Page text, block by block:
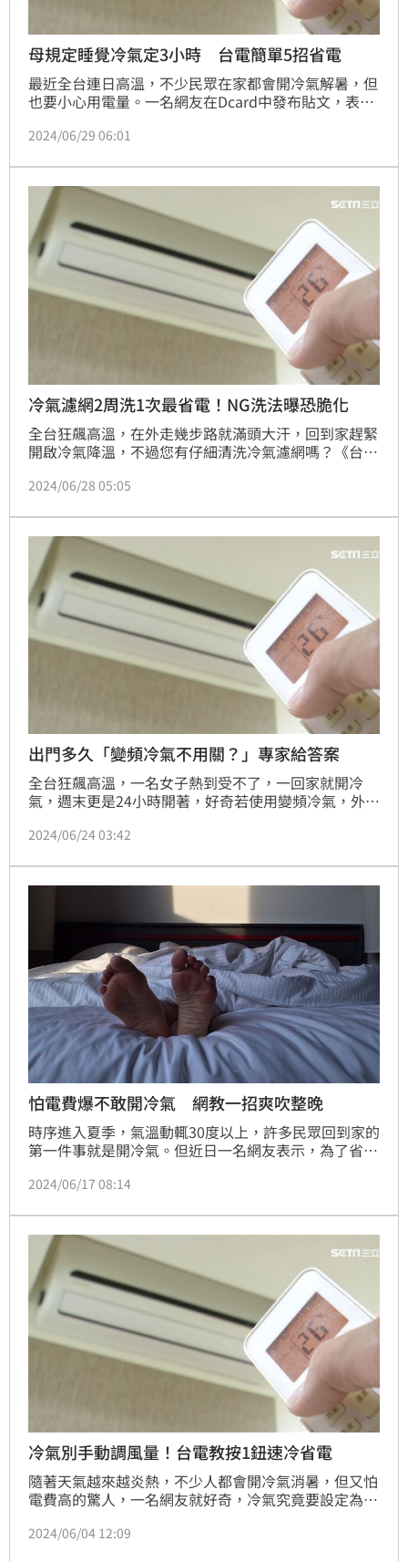
母規定睡覺冷氣定3小時 台電簡單5招省電
最近全台連日高溫，不少民眾在家都會開冷氣解暑，但
也要小心用電量。一名網友在Dcard中發布貼文，表示
讓原PO十分傻眼。貼文曝光後，引發網友熱烈討論。
2024/06/29 06:01
冷氣濾網2周洗1次最省電！NG洗法曝恐脆化
全台狂飆高溫，在外走幾步路就滿頭大汗，回到家趕緊
開啟冷氣降溫，不過您有仔細清洗冷氣濾網嗎？《台電
次濾網，這樣能更省電，濾網上卡太多灰塵，不僅耗
2024/06/28 05:05
出門多久「變頻冷氣不用關？」專家給答案
全台狂飆高溫，一名女子熱到受不了，一回家就開冷
氣，週末更是24小時開著，好奇若使用變頻冷氣，外出
2024/06/24 03:42
怕電費爆不敢開冷氣 網教一招爽吹整晚
時序進入夏季，氣溫動輒30度以上，許多民眾回到家的
第一件事就是開冷氣。但近日一名網友表示，為了省
不過貼文曝光後，眾人卻認為「這種天氣不吹冷氣怎麼
費爆掉。
2024/06/17 08:14
冷氣別手動調風量！台電教按1鈕速冷省電
隨著天氣越來越炎熱，不少人都會開冷氣消暑，但又怕
電費高的驚人，一名網友就好奇，冷氣究竟要設定為手
案。
2024/06/04 12:09